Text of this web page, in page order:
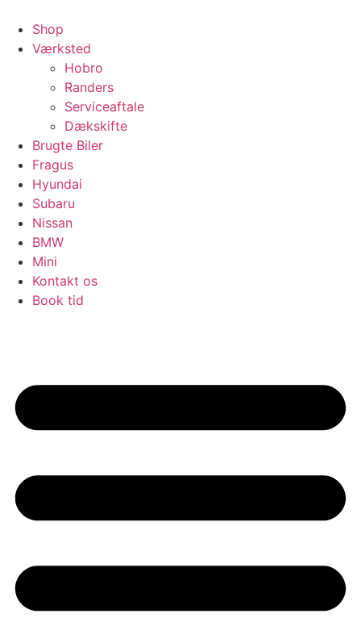
indhold
Shop
Værksted
Hobro
Randers
Serviceaftale
Dækskifte
Brugte Biler
Fragus
Hyundai
Subaru
Nissan
BMW
Mini
Kontakt os
Book tid